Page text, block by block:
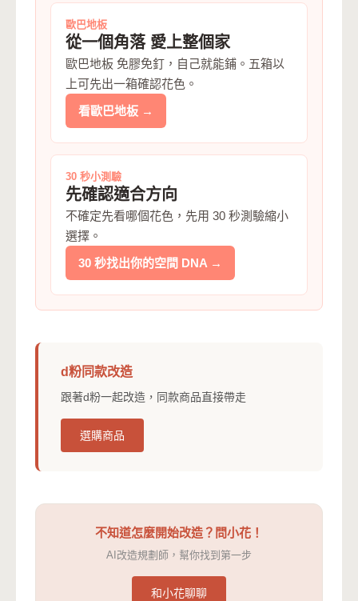
歐巴地板
從一個角落 愛上整個家
歐巴地板 免膠免釘，自己就能鋪。五箱以
上可先出一箱確認花色。
看歐巴地板 →
30 秒小測驗
先確認適合方向
不確定先看哪個花色，先用 30 秒測驗縮小
選擇。
30 秒找出你的空間 DNA →
d粉同款改造
跟著d粉一起改造，同款商品直接帶走
選購商品
不知道怎麼開始改造？問小花！
AI改造規劃師，幫你找到第一步
和小花聊聊